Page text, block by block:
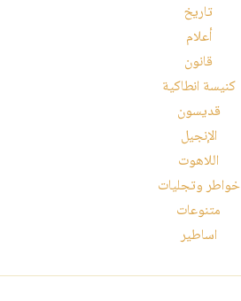
تاريخ
أعلام
قانون
كنيسة انطاكية
قديسون
الإنجيل
اللاهوت
خواطر وتجليات
متنوعات
اساطير